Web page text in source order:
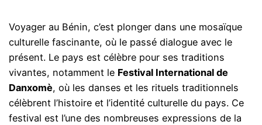
Voyager au Bénin, c’est plonger dans une mosaïque
culturelle fascinante, où le passé dialogue avec le
présent. Le pays est célèbre pour ses traditions
vivantes, notamment le Festival International de
Danxomè, où les danses et les rituels traditionnels
célèbrent l’histoire et l’identité culturelle du pays. Ce
festival est l’une des nombreuses expressions de la